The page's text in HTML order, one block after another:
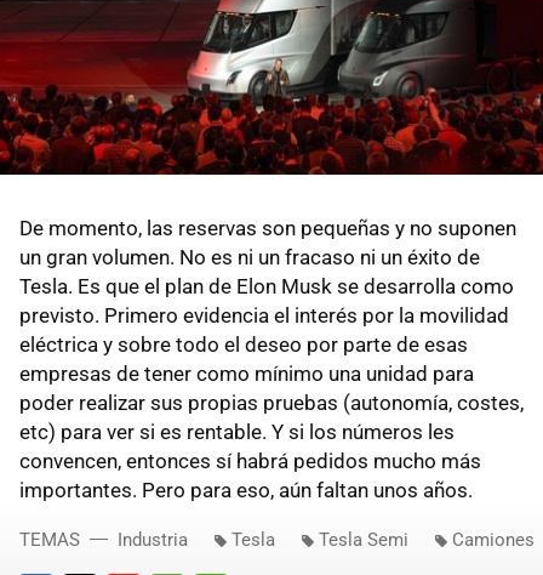
De momento, las reservas son pequeñas y no suponen
un gran volumen. No es ni un fracaso ni un éxito de
Tesla. Es que el plan de Elon Musk se desarrolla como
previsto. Primero evidencia el interés por la movilidad
eléctrica y sobre todo el deseo por parte de esas
empresas de tener como mínimo una unidad para
poder realizar sus propias pruebas (autonomía, costes,
etc) para ver si es rentable. Y si los números les
convencen, entonces sí habrá pedidos mucho más
importantes. Pero para eso, aún faltan unos años.
TEMAS Industria Tesla Tesla Semi Camiones